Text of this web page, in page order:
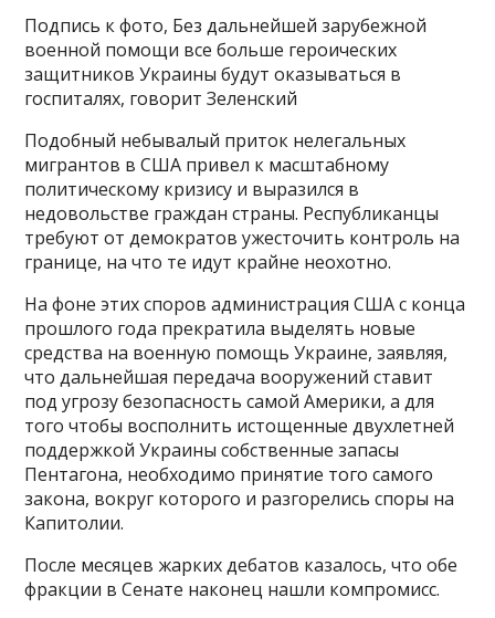
Подпись к фото, Без дальнейшей зарубежной
военной помощи все больше героических
защитников Украины будут оказываться в
госпиталях, говорит Зеленский
Подобный небывалый приток нелегальных
мигрантов в США привел к масштабному
политическому кризису и выразился в
недовольстве граждан страны. Республиканцы
требуют от демократов ужесточить контроль на
границе, на что те идут крайне неохотно.
На фоне этих споров администрация США с конца
прошлого года прекратила выделять новые
средства на военную помощь Украине, заявляя,
что дальнейшая передача вооружений ставит
под угрозу безопасность самой Америки, а для
того чтобы восполнить истощенные двухлетней
поддержкой Украины собственные запасы
Пентагона, необходимо принятие того самого
закона, вокруг которого и разгорелись споры на
Капитолии.
После месяцев жарких дебатов казалось, что обе
фракции в Сенате наконец нашли компромисс.